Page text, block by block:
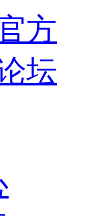
方
坛